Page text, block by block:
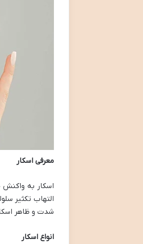
معرفی اسکار
اسکار به
التهاب تکثیر
شدت و ظاهر
انواع اسکار